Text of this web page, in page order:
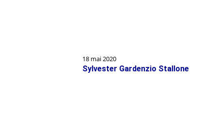
18 mai 2020
Sylvester Gardenzio Stallone